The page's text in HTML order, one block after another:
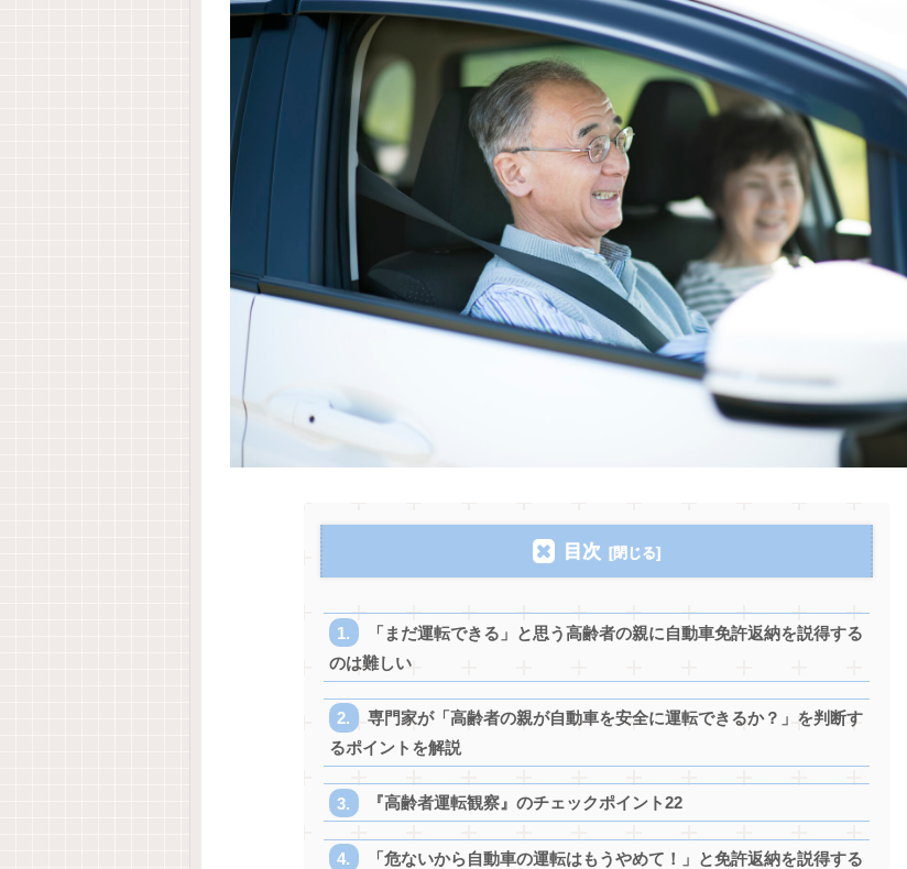
目次
「まだ運転できる」と思う高齢者の親に自動車免許返納を説得する
のは難しい
専門家が「高齢者の親が自動車を安全に運転できるか？」を判断す
るポイントを解説
『高齢者運転観察』のチェックポイント22
「危ないから自動車の運転はもうやめて！」と免許返納を説得する